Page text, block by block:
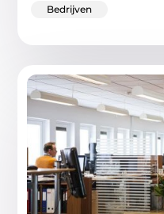
Bedrijven